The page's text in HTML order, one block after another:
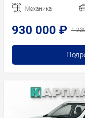
Механика
930 000 ₽ 1